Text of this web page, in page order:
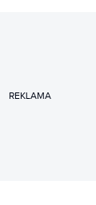
REKLAMA